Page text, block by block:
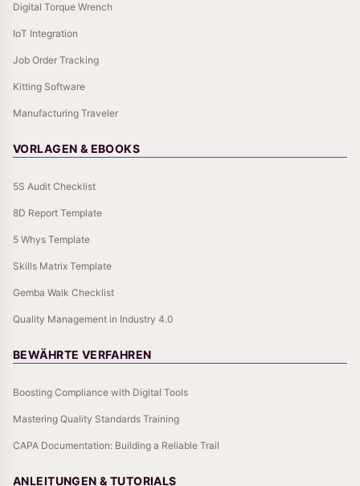
Digital Torque Wrench
IoT Integration
Job Order Tracking
Kitting Software
Manufacturing Traveler
VORLAGEN & EBOOKS
5S Audit Checklist
8D Report Template
5 Whys Template
Skills Matrix Template
Gemba Walk Checklist
Quality Management in Industry 4.0
BEWÄHRTE VERFAHREN
Boosting Compliance with Digital Tools
Mastering Quality Standards Training
CAPA Documentation: Building a Reliable Trail
ANLEITUNGEN & TUTORIALS